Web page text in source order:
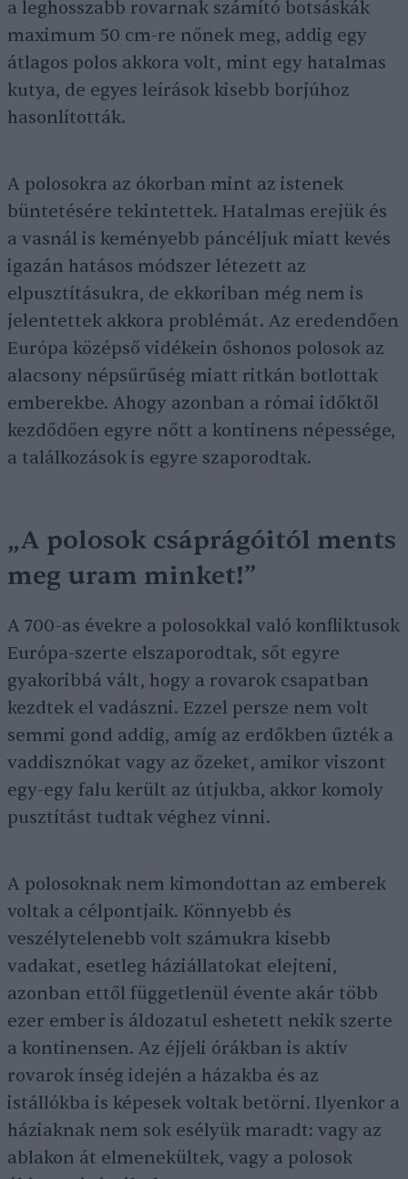
a leghosszabb rovarnak számító botsáskák
maximum 50 cm-re nőnek meg, addig egy
átlagos polos akkora volt, mint egy hatalmas
kutya, de egyes leírások kisebb borjúhoz
hasonlították.
A polosokra az ókorban mint az istenek
büntetésére tekintettek. Hatalmas erejük és
a vasnál is keményebb páncéljuk miatt kevés
igazán hatásos módszer létezett az
elpusztításukra, de ekkoriban még nem is
jelentettek akkora problémát. Az eredendően
Európa középső vidékein őshonos polosok az
alacsony népsűrűség miatt ritkán botlottak
emberekbe. Ahogy azonban a római időktől
kezdődően egyre nőtt a kontinens népessége,
a találkozások is egyre szaporodtak.
„A polosok csáprágóitól ments
meg uram minket!”
A 700-as évekre a polosokkal való konfliktusok
Európa-szerte elszaporodtak, sőt egyre
gyakoribbá vált, hogy a rovarok csapatban
kezdtek el vadászni. Ezzel persze nem volt
semmi gond addig, amíg az erdőkben űzték a
vaddisznókat vagy az őzeket, amikor viszont
egy-egy falu került az útjukba, akkor komoly
pusztítást tudtak véghez vinni.
A polosoknak nem kimondottan az emberek
voltak a célpontjaik. Könnyebb és
veszélytelenebb volt számukra kisebb
vadakat, esetleg háziállatokat elejteni,
azonban ettől függetlenül évente akár több
ezer ember is áldozatul eshetett nekik szerte
a kontinensen. Az éjjeli órákban is aktív
rovarok ínség idején a házakba és az
istállókba is képesek voltak betörni. Ilyenkor a
háziaknak nem sok esélyük maradt: vagy az
ablakon át elmenekültek, vagy a polosok